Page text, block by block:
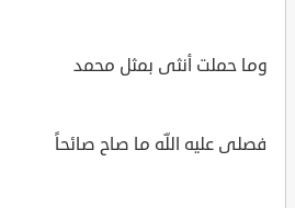
وما حملت أنثى بمثل محمد
فصلى عليه اللّه ما صاح صائحاً